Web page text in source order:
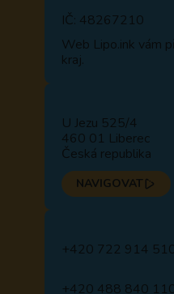
IČ: 48267210
Web Lipo.ink vám
kraj.
U Jezu 525/4
460 01 Liberec
Česká republika
NAVIGOVAT
+420 722 914
+420 488 840